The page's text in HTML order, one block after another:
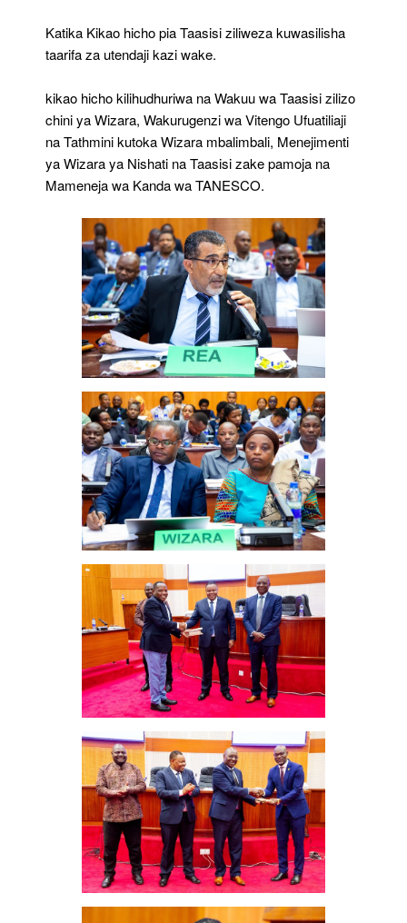
Katika Kikao hicho pia Taasisi ziliweza kuwasilisha
taarifa za utendaji kazi wake.
kikao hicho kilihudhuriwa na Wakuu wa Taasisi zilizo
chini ya Wizara, Wakurugenzi wa Vitengo Ufuatiliaji
na Tathmini kutoka Wizara mbalimbali, Menejimenti
ya Wizara ya Nishati na Taasisi zake pamoja na
Mameneja wa Kanda wa TANESCO.